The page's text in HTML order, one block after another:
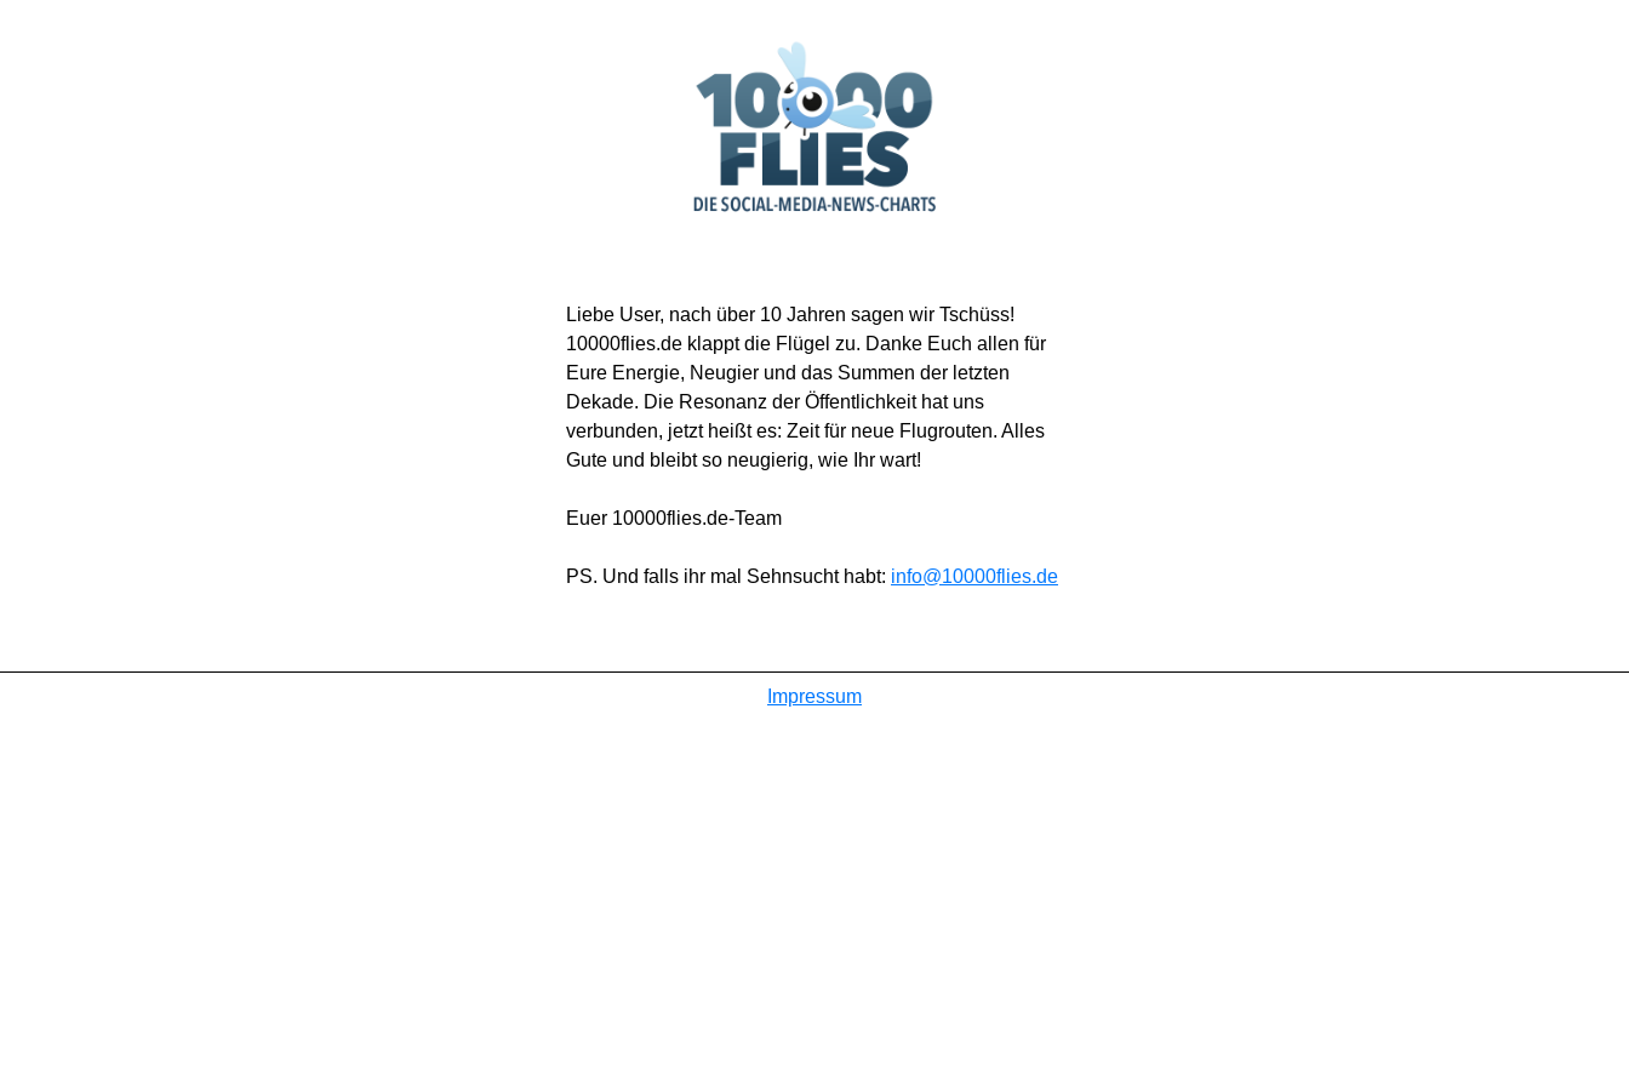
Liebe User, nach über 10 Jahren sagen wir Tschüss!
10000flies.de klappt die Flügel zu. Danke Euch allen für
Eure Energie, Neugier und das Summen der letzten
Dekade. Die Resonanz der Öffentlichkeit hat uns
verbunden, jetzt heißt es: Zeit für neue Flugrouten. Alles
Gute und bleibt so neugierig, wie Ihr wart!
Euer 10000flies.de-Team
PS. Und falls ihr mal Sehnsucht habt: info@10000flies.de
Impressum